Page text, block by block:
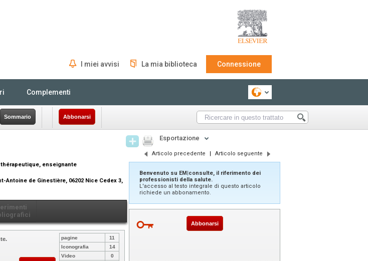
I miei avvisi La mia biblioteca Connessione
Complementi
Sommario Abbonarsi
enseignante
de Ginestière, 06202 Nice Cedex 3,
pagine
11
Iconografia
14
Video
0
Esportazione
Articolo precedente | Articolo seguente
Benvenuto su EM|consulte, il riferimento dei
professionisti della salute.
L'accesso al testo integrale di questo articolo
richiede un abbonamento.
Abbonarsi